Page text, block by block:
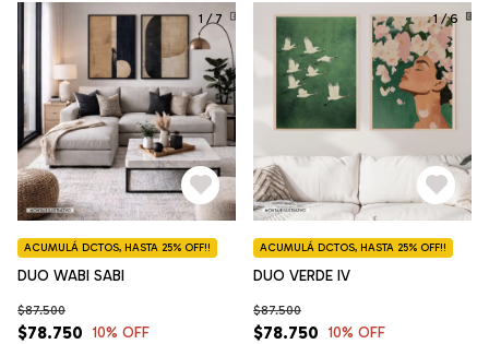
1 /7
DUO WABI SABI
$78.750
$87.500
10% OFF
ACUMULÁ DCTOS, HASTA 25% OFF!!
1/6
DUO VERDE IV
$78.750
$87.500
10% OFF
ACUMULÁ DCTOS, HASTA 25% OFF!!